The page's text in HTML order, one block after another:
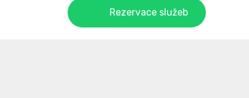
Rezervace služeb